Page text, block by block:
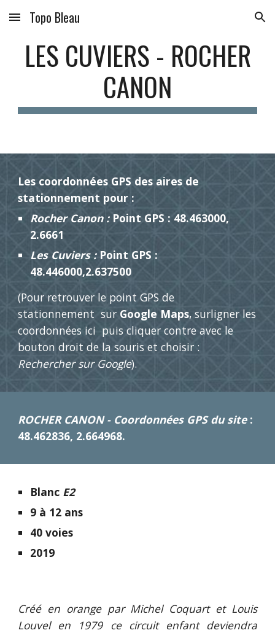
Skip to main content Skip to navigation
Topo Bleau
LES CUVIERS - ROCHER
CANON
Les coordonnées GPS des aires de
stationnement pour :
Rocher Canon :Point GPS : 48.463000,
2.6661
Les Cuviers :Point GPS :
48.446000,2.637500
(Pour retrouver le point GPS de
stationnement sur Google Maps, surligner les
coordonnées ici puis cliquer contre avec le
bouton droit de la souris et choisir :
Rechercher sur Google).
ROCHER CANON - Coordonnées GPS du site:
48.462836, 2.664968.
Blanc E2
9 à 12 ans
40 voies
2019
Créé en orange par Michel Coquart et Louis
Louvel en 1979 ce circuit enfant deviendra